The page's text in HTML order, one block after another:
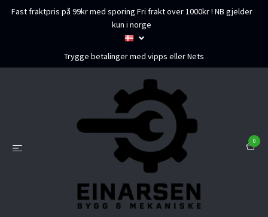
Fast fraktpris på 99kr med sporing Fri frakt over 1000kr ! NB gjelder
kun i norge
Trygge betalinger med vipps eller Nets
0